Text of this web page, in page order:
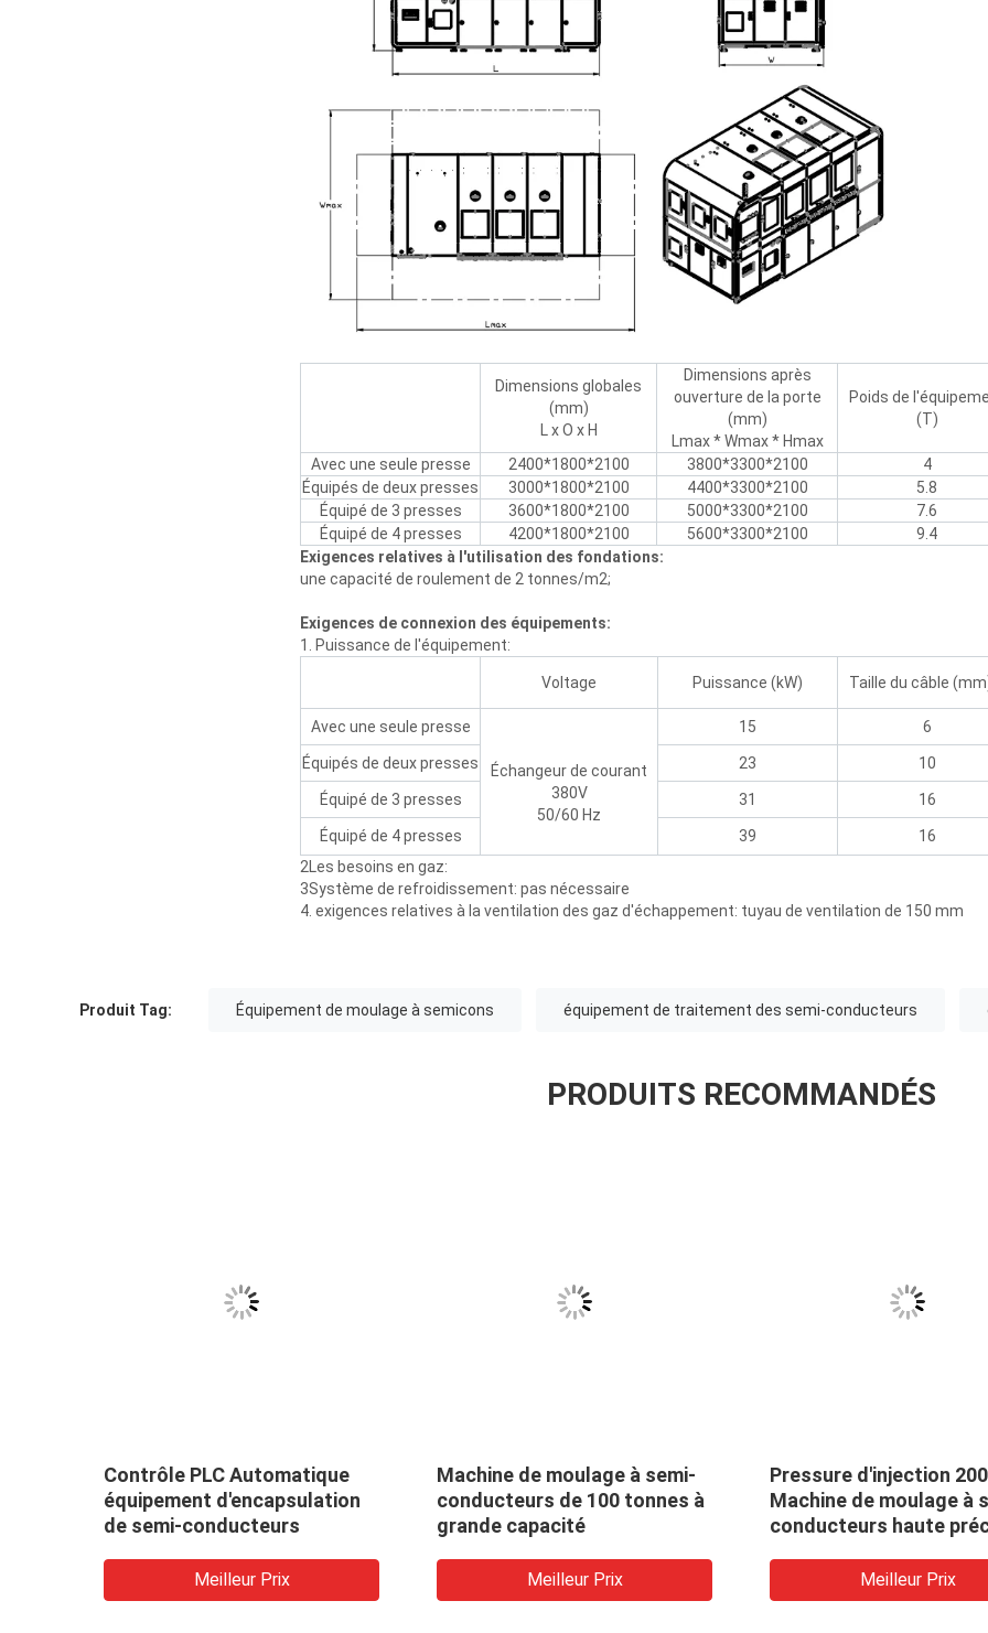
Dimensions globales
(mm)
L x O x H
Dimensions après
ouverture de la porte
(mm)
Lmax * Wmax * Hmax
Poids de
(T)
Avec une seule presse 2400*1800*2100 3800*3300*2100
4
Équipés de deux presses
3000*1800*2100 4400*3300*2100
5.8
Équipé de 3 presses
3600*1800*2100 5000*3300*2100
7.6
Équipé de 4 presses
4200*1800*2100 5600*3300*2100
9.4
Exigences relatives à l'utilisation des fondations:
une capacité de roulement de 2 tonnes/m2;
Exigences de connexion des équipements:
1. Puissance de l'équipement:
Voltage Puissance (kW) Taille du câble
Avec une seule presse
Échangeur de courant
380V
50/60 Hz
15 6
Équipés de deux presses 23 10
Équipé de 3 presses 31 16
Équipé de 4 presses 39
16
2Les besoins en gaz:
3Système de refroidissement: pas nécessaire
4. exigences relatives à la ventilation des gaz d'échappement: tuyau de ventilation de 150 mm
Produit Tag: Équipement de moulage à semicons équipement de traitement des semi-conducteurs
PRODUITS RECOMMANDÉS
Contrôle PLC Automatique
équipement d'encapsulation
de semi-conducteurs
Meilleur Prix
Machine de moulage à semi-
conducteurs de 100 tonnes à
grande capacité
Meilleur Prix
Pressure d'injection
Machine de moulage à
conducteurs haute
Meilleur Prix